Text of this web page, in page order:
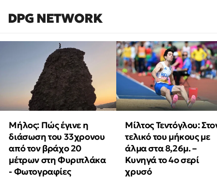
DPG NETWORK
Μήλος: Πώς έγινε η
διάσωση του 33χρονου
από τον βράχο 20
μέτρων στη Φυριπλάκα
- Φωτογραφίες
Μίλτος Τεντόγλου:
τελικό του μήκους με
άλμα στα 8,26μ. –
Κυνηγά το 4ο σερί
χρυσό